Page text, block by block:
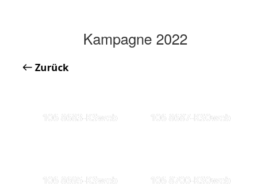
Kampagne 2022
Zurück
106 8683-KSweb 106 8687-KS0web
106 8695-KSweb 106 8700-KS0web